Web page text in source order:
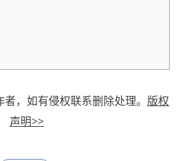
，如有侵权联系删除处理。 版权
声明>>